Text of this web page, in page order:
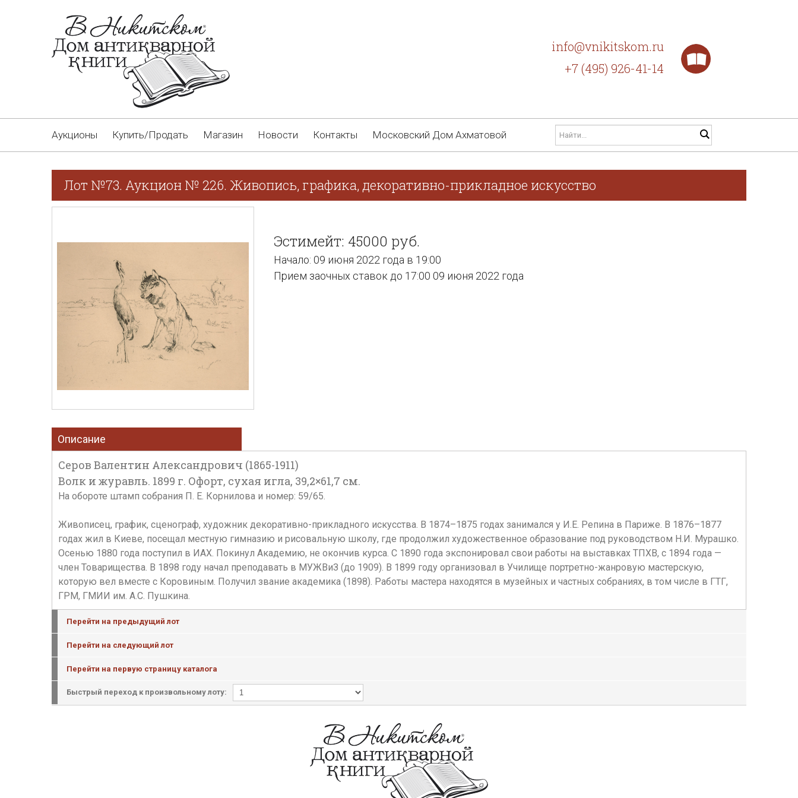
info@vnikitskom.ru
+7 (495) 926-41-14
Аукционы Купить/Продать Магазин Новости Контакты Московский Дом Ахматовой
Лот №73. Аукцион № 226. Живопись, графика, декоративно-прикладное искусство
Эстимейт: 45000 руб.
Начало: 09 июня 2022 года в 19:00
Прием заочных ставок до 17:00 09 июня 2022 года
Описание
Серов Валентин Александрович (1865-1911)
Волк и журавль. 1899 г. Офорт, сухая игла, 39,2×61,7 см.
На обороте штамп собрания П. Е. Корнилова и номер: 59/65.
Живописец, график, сценограф, художник декоративно-прикладного искусства. В 1874–1875 годах занимался у И.Е. Репина в Париже. В 1876–1877
годах жил в Киеве, посещал местную гимназию и рисовальную школу, где продолжил художественное образование под руководством Н.И. Мурашко.
Осенью 1880 года поступил в ИАХ. Покинул Академию, не окончив курса. С 1890 года экспонировал свои работы на выставках ТПХВ, с 1894 года —
член Товарищества. В 1898 году начал преподавать в МУЖВиЗ (до 1909). В 1899 году организовал в Училище портретно-жанровую мастерскую,
которую вел вместе с Коровиным. Получил звание академика (1898). Работы мастера находятся в музейных и частных собраниях, в том числе в ГТГ,
ГРМ, ГМИИ им. А.С. Пушкина.
Перейти на предыдущий лот
Перейти на следующий лот
Перейти на первую страницу каталога
Быстрый переход к произвольному лоту: